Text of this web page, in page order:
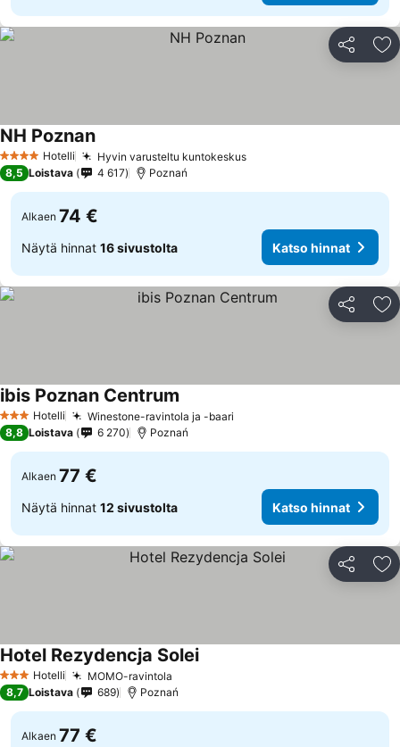
Jaa
4 Tähtiluokitus
Hotelli Hyvin varusteltu kuntokeskusKatso hinnat
NH PoznanKatso hinnat
8,5 Loistava 4 617 Poznań
Alkaen 74 €
Näytä hinnat 16 sivustolta Katso hinnat
Jaa
3 Tähtiluokitus
Hotelli Winestone-ravintola ja -baari
ibis Poznan Centrum
8,8 Loistava 6 270 Poznań
Alkaen 77 €
Näytä hinnat 12 sivustolta Katso hinnat
Jaa
3 Tähtiluokitus
Hotelli MOMO-ravintola
Hotel Rezydencja SoleiKatso hinnat
8,7 Loistava 689 Poznań
Alkaen 77 €